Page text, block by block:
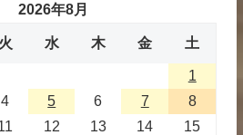
2026年8月
火 水 木 金 土
1
4 5 6 7
8
12 13 14
15